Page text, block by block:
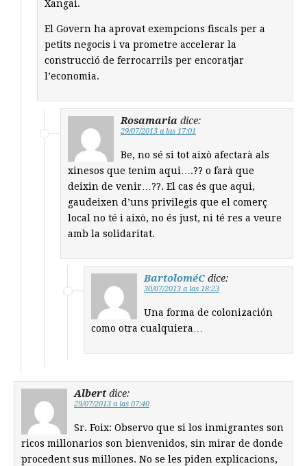
Xangai.
El Govern ha aprovat exempcions fiscals per a
petits negocis i va prometre accelerar la
construcció de ferrocarrils per encoratjar
l’economia.
Rosamaria dice:
29/07/2013 a las 17:01
Be, no sé si tot això afectarà als
xinesos que tenim aqui….?? o farà que
deixin de venir…??. El cas és que aqui,
gaudeixen d’uns privilegis que el comerç
local no té i això, no és just, ni té res a veure
amb la solidaritat.
BartoloméC dice:
30/07/2013 a las 18:23
Una forma de colonización
como otra cualquiera…
Albert dice:
29/07/2013 a las 07:40
Sr. Foix: Observo que si los inmigrantes son
ricos millonarios son bienvenidos, sin mirar de donde
procedent sus millones. No se les piden explicacions,